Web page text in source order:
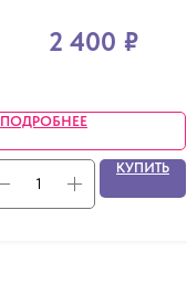
2 400 ₽
ПОДРОБНЕЕ
КУПИТЬ